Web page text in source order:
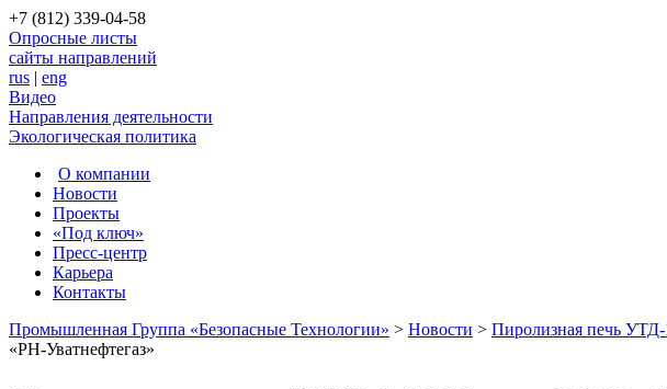
+7 (812) 339-04-58
Опросные листы
сайты направлений
rus | eng
Видео
Направления деятельности
Экологическая политика
О компании
Новости
Проекты
«Под ключ»
Пресс-центр
Карьера
Контакты
Промышленная Группа «Безопасные Технологии» > Новости > Пиролизная печь
«РН-Уватнефтегаз»